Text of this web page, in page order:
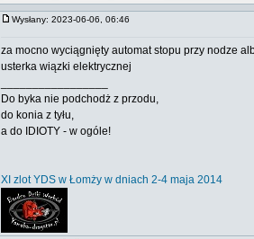
Wysłany: 2023-06-06, 06:46
za mocno wyciągnięty automat stopu przy nodze
usterka wiązki elektrycznej
Do byka nie podchodż z przodu,
do konia z tyłu,
a do IDIOTY - w ogóle!
XI zlot YDS w Łomży w dniach 2-4 maja 2014